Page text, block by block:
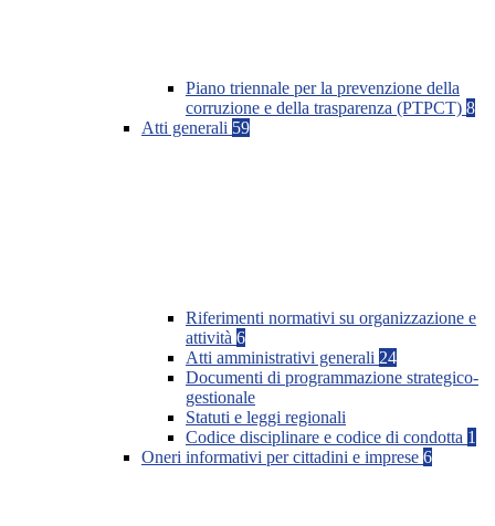
Piano triennale per la prevenzione della
corruzione e della trasparenza (PTPCT) 8
Atti generali 59
Riferimenti normativi su organizzazione e
attività 6
Atti amministrativi generali 24
Documenti di programmazione strategico-
gestionale
Statuti e leggi regionali
Codice disciplinare e codice di condotta 1
Oneri informativi per cittadini e imprese 6